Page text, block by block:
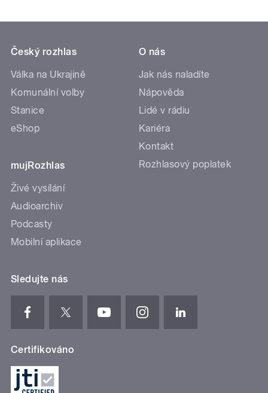
Český rozhlas
Válka na Ukrajině
Komunální volby
Stanice
eShop
mujRozhlas
Živé vysílání
Audioarchiv
Podcasty
Mobilní aplikace
O nás
Jak nás naladíte
Nápověda
Lidé v rádiu
Kariéra
Kontakt
Rozhlasový poplatek
Sledujte nás
Certifikováno